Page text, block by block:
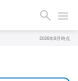
2026年8月時点